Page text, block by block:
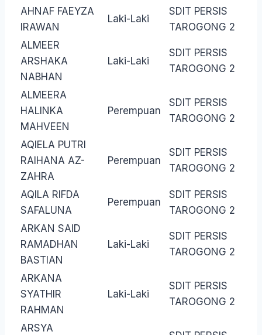
AHNAF FAEYZA
IRAWAN
Laki-Laki
SDIT PERSIS
TAROGONG 2
ALMEER
ARSHAKA
NABHAN
Laki-Laki
SDIT PERSIS
TAROGONG 2
ALMEERA
HALINKA
MAHVEEN
Perempuan
SDIT PERSIS
TAROGONG 2
AQIELA PUTRI
RAIHANA AZ-
ZAHRA
Perempuan
SDIT PERSIS
TAROGONG 2
AQILA RIFDA
SAFALUNA
Perempuan
SDIT PERSIS
TAROGONG 2
ARKAN SAID
RAMADHAN
BASTIAN
Laki-Laki
SDIT PERSIS
TAROGONG 2
ARKANA
SYATHIR
RAHMAN
Laki-Laki
SDIT PERSIS
TAROGONG 2
ARSYA